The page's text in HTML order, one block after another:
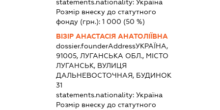
statements.nationality:Україна
Розмір внеску до статутного
фонду (грн.):1 000 (50 %)
ВІЗІР АНАСТАСІЯ АНАТОЛІЇВНА
dossier.founderAddressУКРАЇНА,
91005, ЛУГАНСЬКА ОБЛ., МІСТО
ЛУГАНСЬК, ВУЛИЦЯ
ДАЛЬНЕВОСТОЧНАЯ, БУДИНОК
31
statements.nationality:Україна
Розмір внеску до статутного